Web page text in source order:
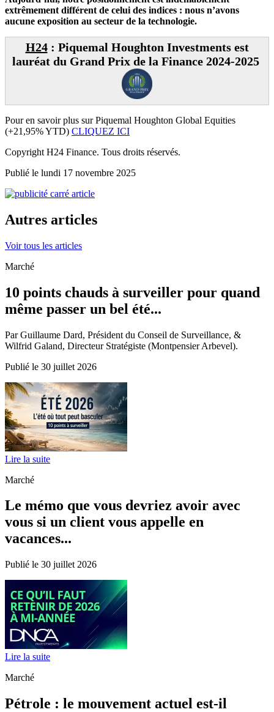
extrêmement différent de celui des indices : nous n’avons
aucune exposition au secteur de la technologie.
H24: Piquemal Houghton Investments est
lauréat du Grand Prix de la Finance 2024-2025
Pour en savoir plus sur Piquemal Houghton Global Equities
(+21,95% YTD) CLIQUEZ ICI
Copyright H24 Finance. Tous droits réservés.
Publié le lundi 17 novembre 2025
Autres articles
Voir tous les articles
Marché
10 points chauds à surveiller pour quand
même passer un bel été...
Par Guillaume Dard, Président du Conseil de Surveillance, &
Wilfrid Galand, Directeur Stratégiste (Montpensier Arbevel).
Publié le 30 juillet 2026
Lire la suite
Marché
Le mémo que vous devriez avoir avec
vous si un client vous appelle en
vacances...
Publié le 30 juillet 2026
Lire la suite
Marché
Pétrole : le mouvement actuel est-il